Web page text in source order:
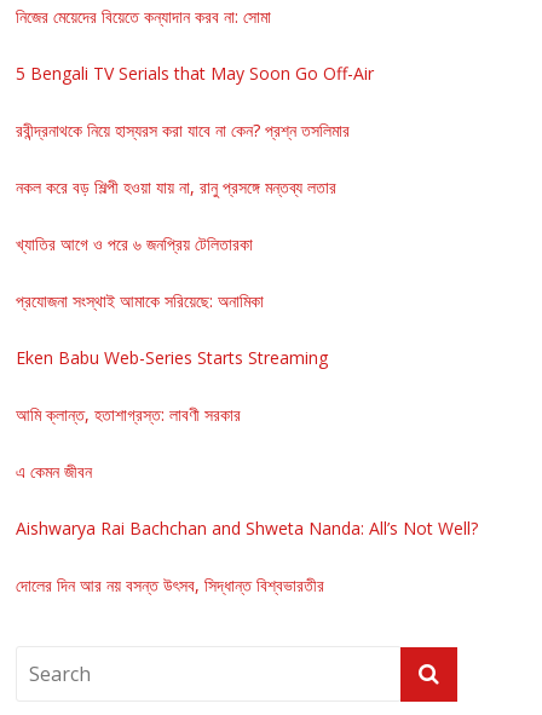
নিজের মেয়েদের বিয়েতে কন্যাদান করব না: সোমা
5 Bengali TV Serials that May Soon Go Off-Air
রবীন্দ্রনাথকে নিয়ে হাস্যরস করা যাবে না কেন? প্রশ্ন তসলিমার
নকল করে বড় শিল্পী হওয়া যায় না, রানু প্রসঙ্গে মন্তব্য লতার
খ্যাতির আগে ও পরে ৬ জনপ্রিয় টেলিতারকা
প্রযোজনা সংস্থাই আমাকে সরিয়েছে: অনামিকা
Eken Babu Web-Series Starts Streaming
আমি ক্লান্ত, হতাশাগ্রস্ত: লাবণী সরকার
এ কেমন জীবন
Aishwarya Rai Bachchan and Shweta Nanda: All’s Not Well?
দোলের দিন আর নয় বসন্ত উৎসব, সিদ্ধান্ত বিশ্বভারতীর